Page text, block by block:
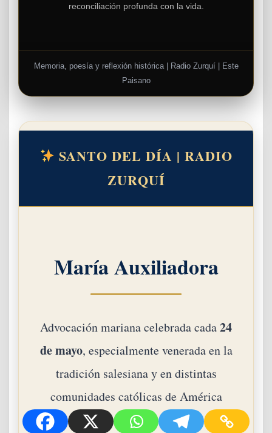
reconciliación profunda con la vida.
Memoria, poesía y reflexión histórica | Radio Zurquí | Este
Paisano
SANTO DEL DÍA | RADIO
ZURQUÍ
María Auxiliadora
Advocación mariana celebrada cada24
de mayo, especialmente venerada en la
tradición salesiana y en distintas
comunidades católicas de América
Latina.